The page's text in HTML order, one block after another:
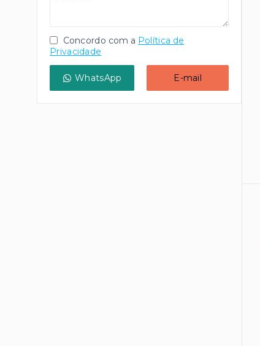
Concordo com a Política de
Privacidade
WhatsApp E-mail